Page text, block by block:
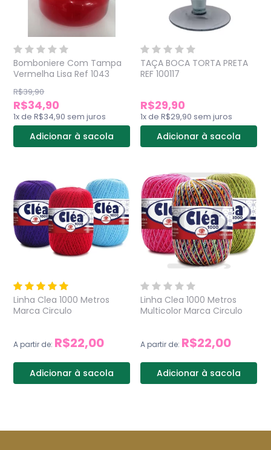
Bomboniere Com Tampa
Vermelha Lisa Ref 1043
R$39,90
R$34,90
1xdeR$34,90 sem juros
Adicionar à sacola
TAÇA BOCA TORTA PRETA
REF 100117
R$29,90
1xde R$29,90 sem juros
Adicionar à sacola
Linha Clea 1000 Metros
Marca Circulo
A partir de: R$22,00
Adicionar à sacola
Linha Clea 1000 Metros
Multicolor Marca Circulo
A partir de: R$22,00
Adicionar à sacola